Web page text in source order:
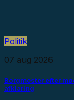
Politik
07 aug 2026
Borgmester efter
afklaring